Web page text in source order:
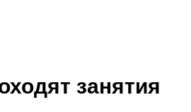
занятия